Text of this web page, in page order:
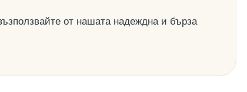
от нашата надеждна и бърза